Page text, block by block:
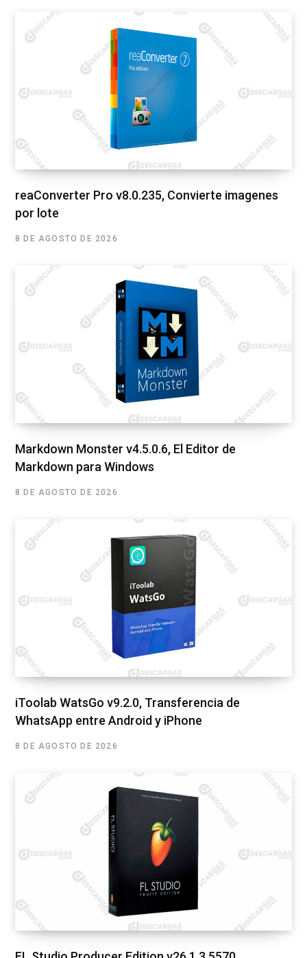
reaConverter Pro v8.0.235, Convierte imagenes
por lote
8 DE AGOSTO DE 2026
Markdown Monster v4.5.0.6, El Editor de
Markdown para Windows
8 DE AGOSTO DE 2026
iToolab WatsGo v9.2.0, Transferencia de
WhatsApp entre Android y iPhone
8 DE AGOSTO DE 2026